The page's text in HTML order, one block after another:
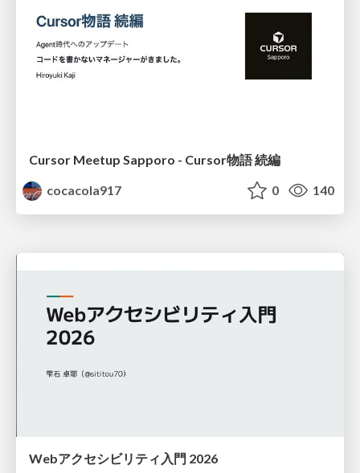
Cursor Meetup Sapporo - Cursor物語 続編
cocacola917
0 140
Webアクセシビリティ入門 2026